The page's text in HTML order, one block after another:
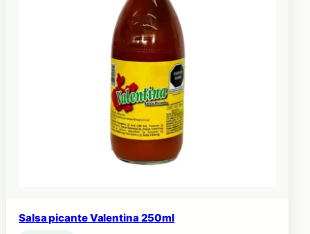
Salsa picante Valentina 250ml